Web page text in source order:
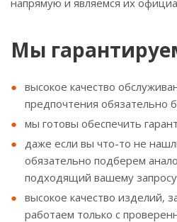
напрямую и являемся их
Мы
высокое качество
предпочтения обязательно
мы готовы обеспечить
даже если вы что-то не
обязательно подберем
подходящий вашему запросу
высокое качество изделий,
работаем только с